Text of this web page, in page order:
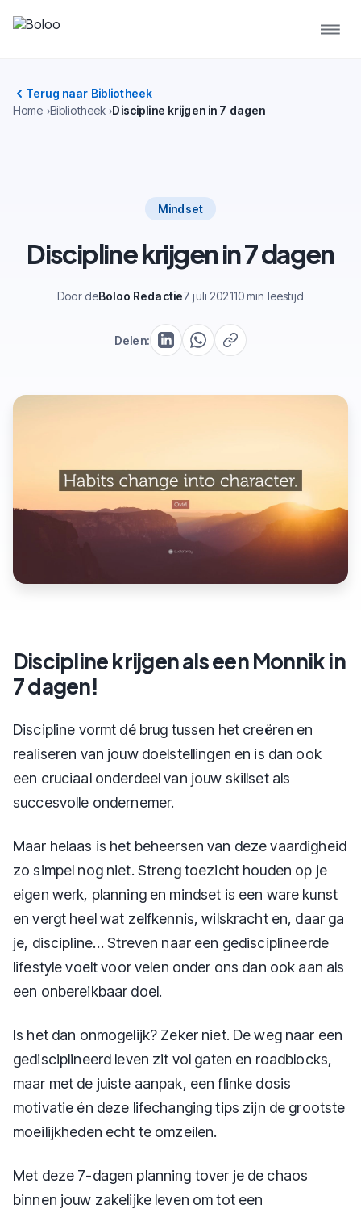
Terug naar Bibliotheek
Home Bibliotheek Discipline krijgen in 7 dagen
Mindset
Discipline krijgen in 7 dagen
Door deBoloo Redactie7 juli 202110 min leestijd
Delen:
Discipline krijgen als een Monnik in
7 dagen!
Discipline vormt dé brug tussen het creëren en
realiseren van jouw doelstellingen en is dan ook
een cruciaal onderdeel van jouw skillset als
succesvolle ondernemer.
Maar helaas is het beheersen van deze vaardigheid
zo simpel nog niet. Streng toezicht houden op je
eigen werk, planning en mindset is een ware kunst
en vergt heel wat zelfkennis, wilskracht en, daar ga
je, discipline… Streven naar een gedisciplineerde
lifestyle voelt voor velen onder ons dan ook aan als
een onbereikbaar doel.
Is het dan onmogelijk? Zeker niet. De weg naar een
gedisciplineerd leven zit vol gaten en roadblocks,
maar met de juiste aanpak, een flinke dosis
motivatie én deze lifechanging tips zijn de grootste
moeilijkheden echt te omzeilen.
Met deze 7-dagen planning tover je de chaos
binnen jouw zakelijke leven om tot een